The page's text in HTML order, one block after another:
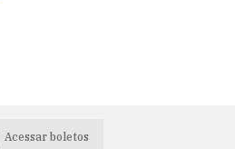
Acessar boletos